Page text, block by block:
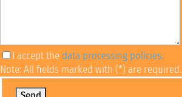
I accept the data processing policies.
Note: All fields marked with (*) are required.